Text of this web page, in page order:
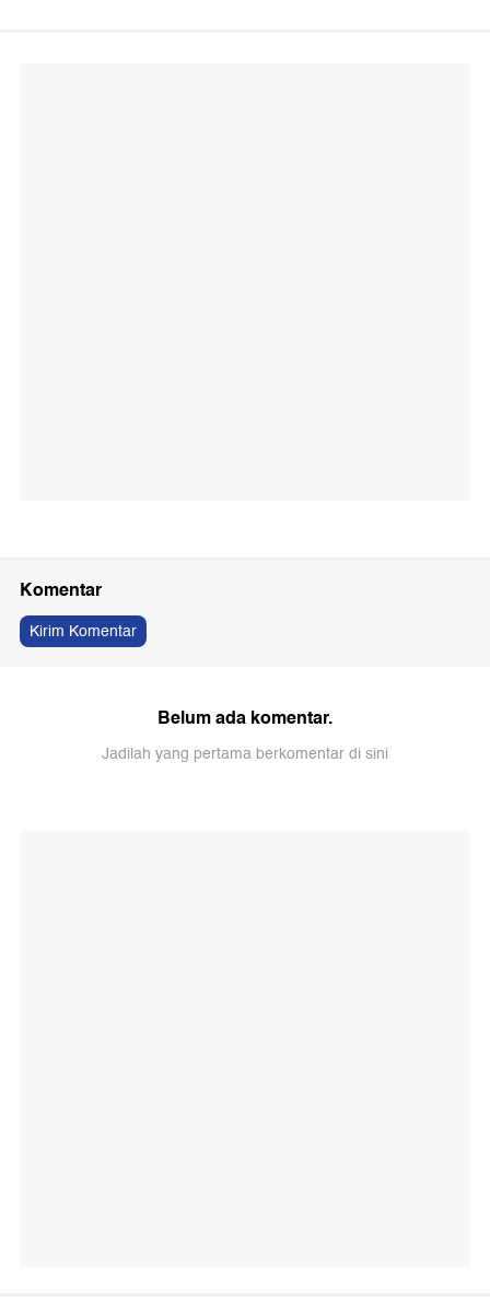
Komentar
Kirim Komentar
Belum ada komentar.
Jadilah yang pertama berkomentar di sini